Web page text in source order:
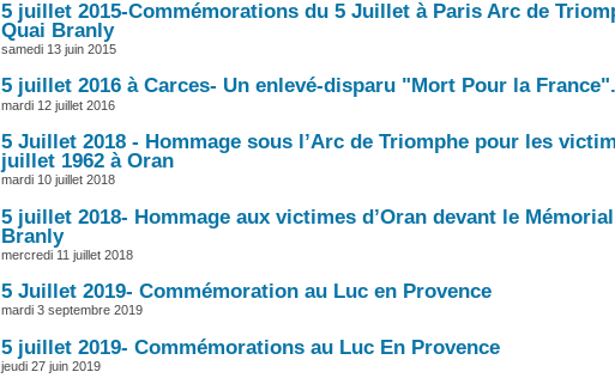
5 juillet 2015-Commémorations du 5 Juillet à Paris Arc de
Quai Branly
samedi 13 juin 2015
5 juillet 2016 à Carces- Un enlevé-disparu "Mort Pour la France".
mardi 12 juillet 2016
5 Juillet 2018 - Hommage sous l’Arc de Triomphe pour les
juillet 1962 à Oran
mardi 10 juillet 2018
5 juillet 2018- Hommage aux victimes d’Oran devant le
Branly
mercredi 11 juillet 2018
5 Juillet 2019- Commémoration au Luc en Provence
mardi 3 septembre 2019
5 juillet 2019- Commémorations au Luc En Provence
jeudi 27 juin 2019